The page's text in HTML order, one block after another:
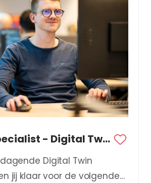
Spatial Specialist - Digital Twin
Digital Twin
jij klaar voor de volgende